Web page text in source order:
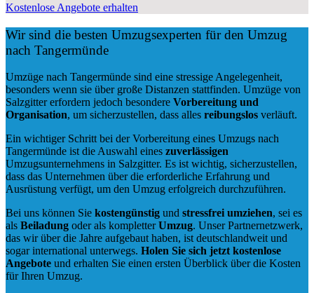
Kostenlose Angebote erhalten
Wir sind die besten Umzugsexperten für den Umzug
nach Tangermünde
Umzüge nach Tangermünde sind eine stressige Angelegenheit,
besonders wenn sie über große Distanzen stattfinden. Umzüge von
Salzgitter erfordern jedoch besondere Vorbereitung und
Organisation, um sicherzustellen, dass alles reibungslos verläuft.
Ein wichtiger Schritt bei der Vorbereitung eines Umzugs nach
Tangermünde ist die Auswahl eines zuverlässigen
Umzugsunternehmens in Salzgitter. Es ist wichtig, sicherzustellen,
dass das Unternehmen über die erforderliche Erfahrung und
Ausrüstung verfügt, um den Umzug erfolgreich durchzuführen.
Bei uns können Sie kostengünstig und stressfrei umziehen, sei es
als Beiladung oder als kompletterUmzug. Unser Partnernetzwerk,
das wir über die Jahre aufgebaut haben, ist deutschlandweit und
sogar international unterwegs. Holen Sie sich jetzt kostenlose
Angebote und erhalten Sie einen ersten Überblick über die Kosten
für Ihren Umzug.